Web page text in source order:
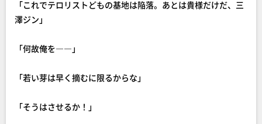
「これでテロリストどもの基地は陥落。あとは貴様だけだ、三
澤ジン」
「何故俺を――」
「若い芽は早く摘むに限るからな」
「そうはさせるか！」